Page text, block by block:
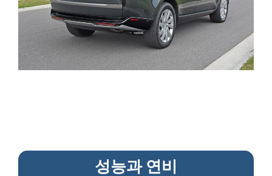
성능과 연비